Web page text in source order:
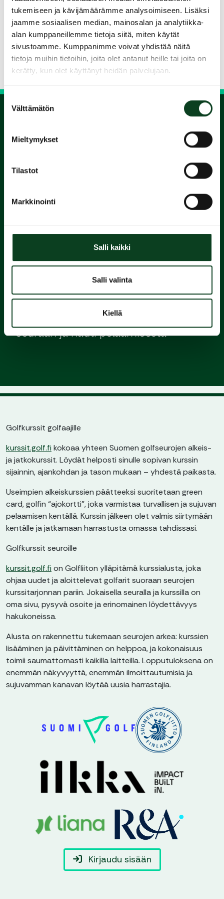
tukemiseen ja kävijämäärämme analysoimiseen. Lisäksi
jaamme sosiaalisen median, mainosalan ja analytiikka-
alan kumppaneillemme tietoja siitä, miten käytät
sivustoamme. Kumppanimme voivat yhdistää näitä
tietoja muihin tietoihin, joita olet antanut heille tai joita on
kerätty, kun olet käyttänyt heidän palvelujaan.
valinta
Välttämätön
Mieltymykset
Tilastot
Markkinointi
Salli kaikki
Salli valinta
Kiellä
välineet mukaan kurssille.
Jaa kurssi kaverille
Siirry takaisin hakuun
1.
Suorita
3.
seuraan ja nauti pelaamisesta
Golfkurssit golfaajille
kurssit.golf.fi kokoaa yhteen Suomen golfseurojen alkeis-
ja jatkokurssit. Löydät helposti sinulle sopivan kurssin
sijainnin, ajankohdan ja tason mukaan – yhdestä paikasta.
Useimpien alkeiskurssien päätteeksi suoritetaan green
card, golfin “ajokortti”, joka varmistaa turvallisen ja sujuvan
pelaamisen kentällä. Kurssin jälkeen olet valmis siirtymään
kentälle ja jatkamaan harrastusta omassa tahdissasi.
Golfkurssit seuroille
kurssit.golf.fi on Golfliiton ylläpitämä kurssialusta, joka
ohjaa uudet ja aloittelevat golfarit suoraan seurojen
kurssitarjonnan pariin. Jokaisella seuralla ja kurssilla on
oma sivu, pysyvä osoite ja erinomainen löydettävyys
hakukoneissa.
Alusta on rakennettu tukemaan seurojen arkea: kurssien
lisääminen ja päivittäminen on helppoa, ja kokonaisuus
toimii saumattomasti kaikilla laitteilla. Lopputuloksena on
enemmän näkyvyyttä, enemmän ilmoittautumisia ja
sujuvamman kanavan löytää uusia harrastajia.
Kirjaudu sisään